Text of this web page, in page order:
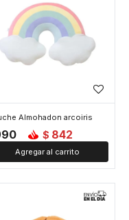
Almohadon arcoiris
$ 842